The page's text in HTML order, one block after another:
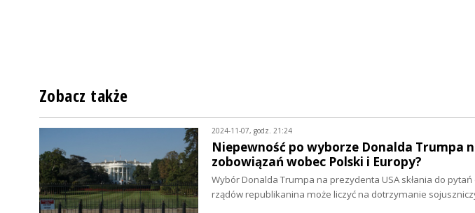
Zobacz także
2024-11-07, godz. 21:24
Niepewność po wyborze Donalda Trumpa
zobowiązań wobec Polski i Europy?
Wybór Donalda Trumpa na prezydenta USA skłania do
rządów republikanina może liczyć na dotrzymanie